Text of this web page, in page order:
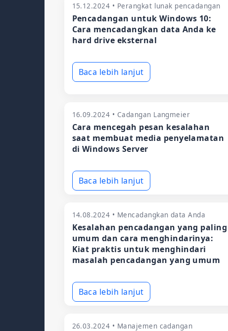
15.12.2024 • Perangkat lunak pencadangan
Pencadangan untuk Windows 10:
Cara mencadangkan data Anda ke
hard drive eksternal
Baca lebih lanjut
16.09.2024 • Cadangan Langmeier
Cara mencegah pesan kesalahan
saat membuat media penyelamatan
di Windows Server
Baca lebih lanjut
14.08.2024 • Mencadangkan data Anda
Kesalahan pencadangan yang paling
umum dan cara menghindarinya:
Kiat praktis untuk menghindari
masalah pencadangan yang umum
Baca lebih lanjut
26.03.2024 • Manajemen cadangan